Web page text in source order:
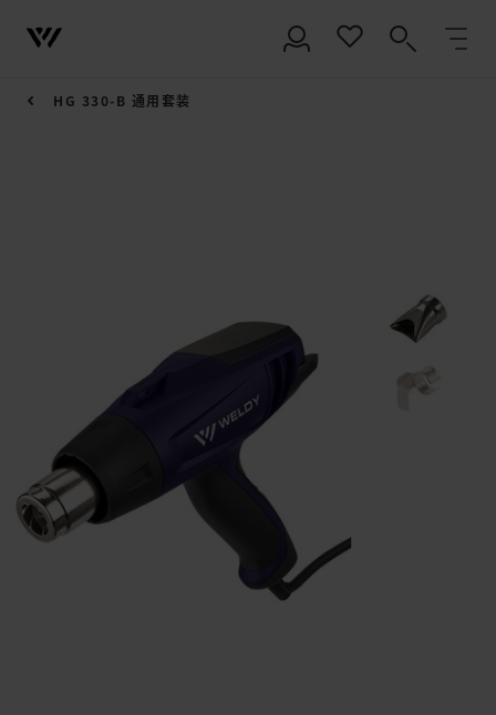
HG 330-B 通用套装